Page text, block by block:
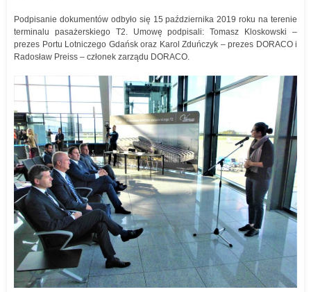
Podpisanie dokumentów odbyło się 15 października 2019 roku na terenie
terminalu pasażerskiego T2. Umowę podpisali: Tomasz Kloskowski –
prezes Portu Lotniczego Gdańsk oraz Karol Zduńczyk – prezes DORACO i
Radosław Preiss – członek zarządu DORACO.